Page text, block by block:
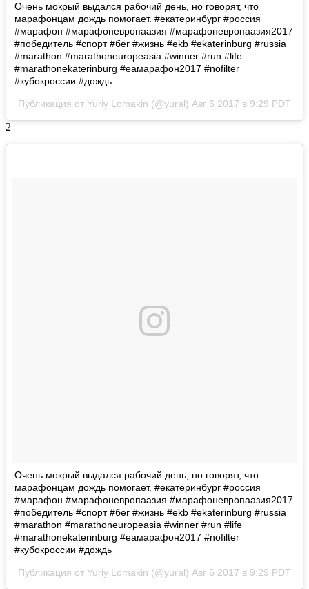
Очень мокрый выдался рабочий день, но говорят, что
марафонцам дождь помогает. #екатеринбург #россия
#марафон #марафоневропаазия #марафоневропаазия2017
#победитель #спорт #бег #жизнь #ekb #ekaterinburg #russia
#marathon #marathoneuropeasia #winner #run #life
#marathonekaterinburg #еамарафон2017 #nofilter
#кубокроссии #дождь
Публикация от Yuriy Lomakin (@yural) Авг 6 2017 в 9:29 PDT
2
Очень мокрый выдался рабочий день, но говорят, что
марафонцам дождь помогает. #екатеринбург #россия
#марафон #марафоневропаазия #марафоневропаазия2017
#победитель #спорт #бег #жизнь #ekb #ekaterinburg #russia
#marathon #marathoneuropeasia #winner #run #life
#marathonekaterinburg #еамарафон2017 #nofilter
#кубокроссии #дождь
Публикация от Yuriy Lomakin (@yural) Авг 6 2017 в 9:29 PDT